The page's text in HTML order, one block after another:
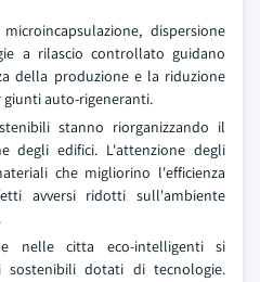
dispersione
a rilascio controllato guidano
della produzione e la riduzione
giunti auto-rigeneranti.
stanno riorganizzando il
degli edifici. L'attenzione degli
che migliorino l'efficienza
avversi ridotti sull'ambiente
nelle citta eco-intelligenti si
sostenibili dotati di tecnologie.